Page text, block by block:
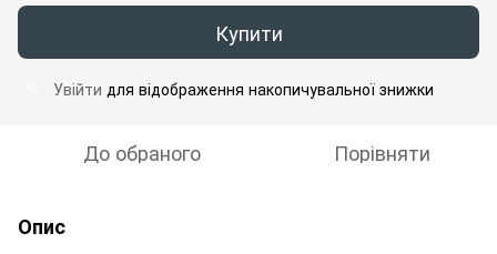
Купити
Увійти для відображення накопичувальної знижки
До обраного Порівняти
Опис